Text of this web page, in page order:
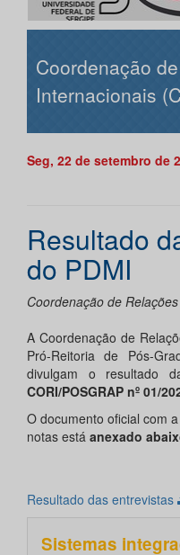
Coordenação
Internacionais
Seg, 22 de setembro de
Resultado
do PDMI
Coordenação de
A Coordenação de
Pró-Reitoria de Pós-
divulgam o resultado
CORI/POSGRAP nº 01/
O documento oficial com
notas está anexado
Resultado das entrevistas
Sistemas